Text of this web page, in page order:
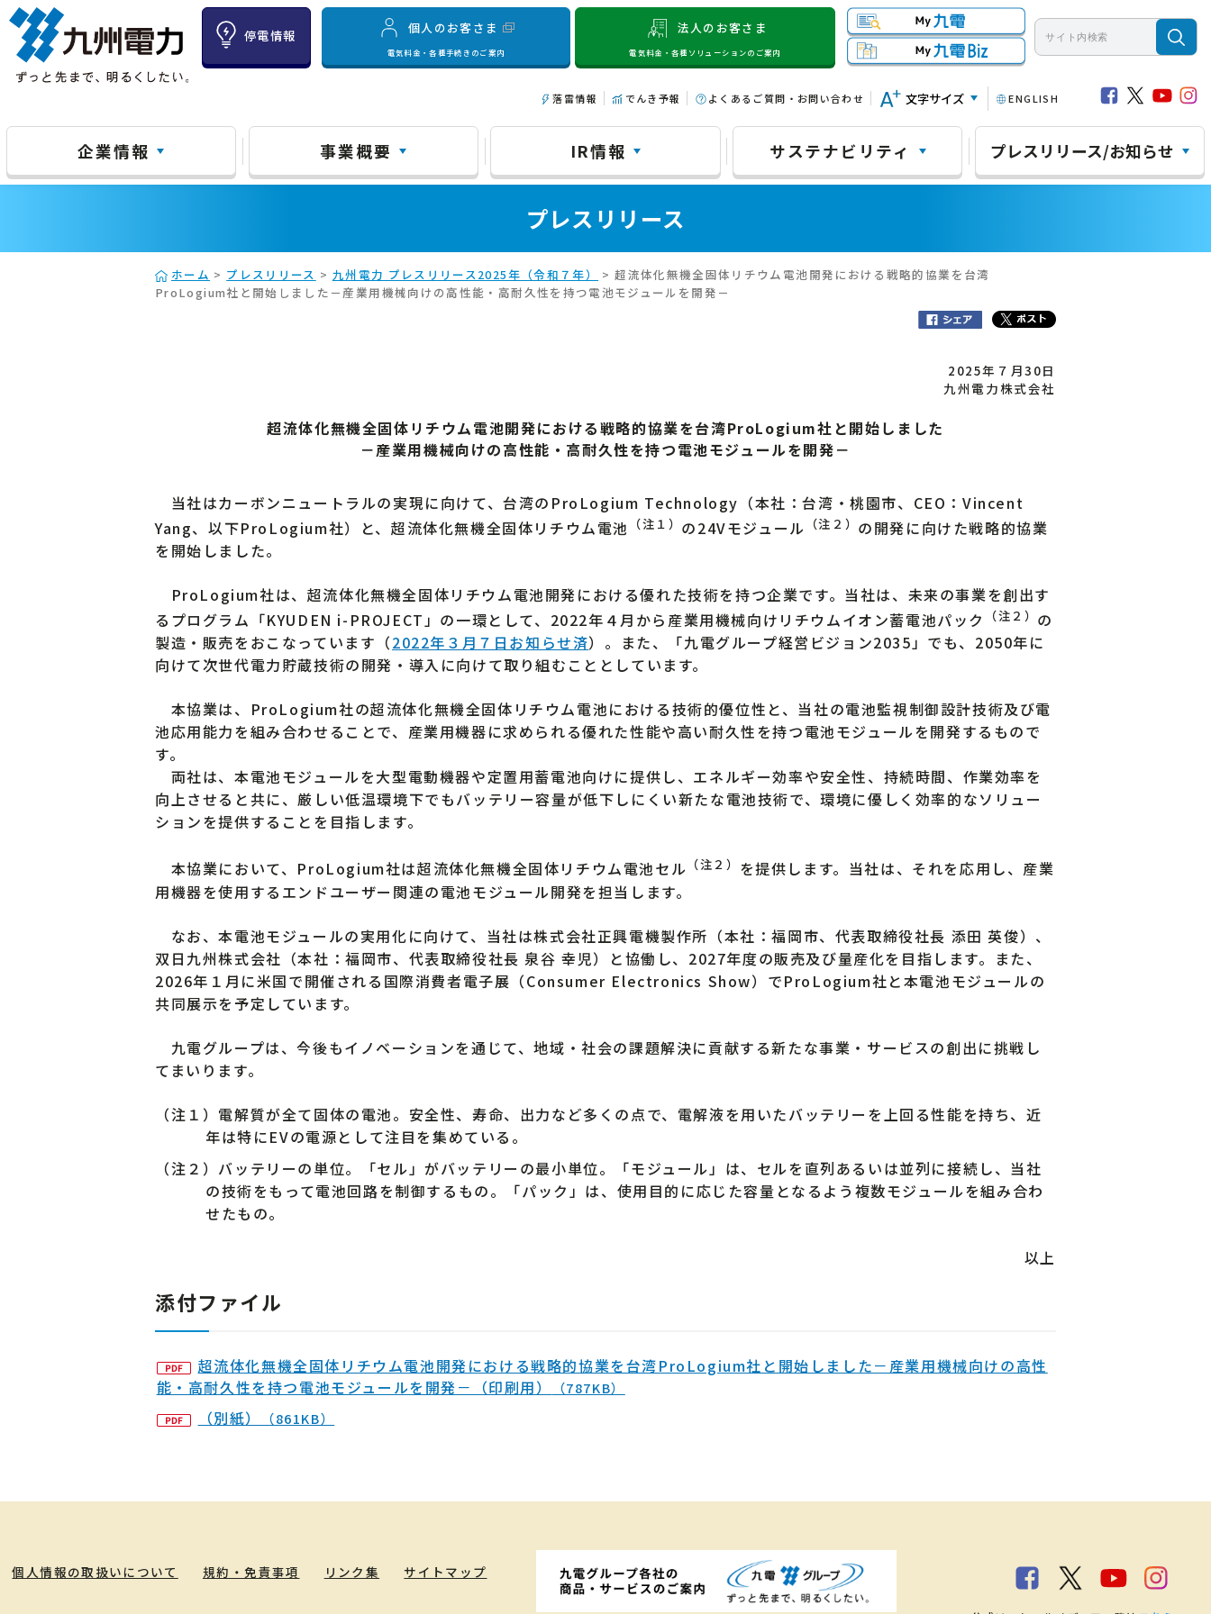
停電情報
個人のお客さま
電気料金・各種手続きのご案内
法人のお客さま
電気料金・各種ソリューションのご案内
落雷情報 でんき予報 よくあるご質問・お問い合わせ 文字サイズ ENGLISH
企業情報 事業概要 IR情報 サステナビリティ プレスリリース/お知らせ
プレスリリース
ホーム > プレスリリース > 九州電力 プレスリリース2025年（令和７年）
> 超流体化無機全固体リチウム電池開発における戦略的協業を台湾
ProLogium社と開始しました－産業用機械向けの高性能・高耐久性を持つ電池モジュールを開発－
2025年７月30日
九州電力株式会社
超流体化無機全固体リチウム電池開発における戦略的協業を台湾ProLogium社と開始しました
－産業用機械向けの高性能・高耐久性を持つ電池モジュールを開発－
当社はカーボンニュートラルの実現に向けて、台湾のProLogium Technology（本社：台湾・桃園市、CEO：Vincent
Yang、以下ProLogium社）と、超流体化無機全固体リチウム電池
（注１） の24Vモジュール （注２） の開発に向けた戦略的協業
を開始しました。
ProLogium社は、超流体化無機全固体リチウム電池開発における優れた技術を持つ企業です。当社は、未来の事業を創出す
るプログラム「KYUDEN i-PROJECT」の一環として、2022年４月から産業用機械向けリチウムイオン蓄電池パック
（注２） の
製造・販売をおこなっています（2022年３月７日お知らせ済）。また、「九電グループ経営ビジョン2035」でも、2050年に
向けて次世代電力貯蔵技術の開発・導入に向けて取り組むこととしています。
本協業は、ProLogium社の超流体化無機全固体リチウム電池における技術的優位性と、当社の電池監視制御設計技術及び電
池応用能力を組み合わせることで、産業用機器に求められる優れた性能や高い耐久性を持つ電池モジュールを開発するもので
す。
両社は、本電池モジュールを大型電動機器や定置用蓄電池向けに提供し、エネルギー効率や安全性、持続時間、作業効率を
向上させると共に、厳しい低温環境下でもバッテリー容量が低下しにくい新たな電池技術で、環境に優しく効率的なソリュー
ションを提供することを目指します。
本協業において、ProLogium社は超流体化無機全固体リチウム電池セル （注２） を提供します。当社は、それを応用し、産業
用機器を使用するエンドユーザー関連の電池モジュール開発を担当します。
なお、本電池モジュールの実用化に向けて、当社は株式会社正興電機製作所（本社：福岡市、代表取締役社長 添田 英俊）、
双日九州株式会社（本社：福岡市、代表取締役社長 泉谷 幸児）と協働し、2027年度の販売及び量産化を目指します。また、
2026年１月に米国で開催される国際消費者電子展（Consumer Electronics Show）でProLogium社と本電池モジュールの
共同展示を予定しています。
九電グループは、今後もイノベーションを通じて、地域・社会の課題解決に貢献する新たな事業・サービスの創出に挑戦し
てまいります。
（注１）電解質が全て固体の電池。安全性、寿命、出力など多くの点で、電解液を用いたバッテリーを上回る性能を持ち、近
年は特にEVの電源として注目を集めている。
（注２）バッテリーの単位。「セル」がバッテリーの最小単位。「モジュール」は、セルを直列あるいは並列に接続し、当社
の技術をもって電池回路を制御するもの。「パック」は、使用目的に応じた容量となるよう複数モジュールを組み合わ
せたもの。
以上
添付ファイル
超流体化無機全固体リチウム電池開発における戦略的協業を台湾ProLogium社と開始しました－産業用機械向けの高性
能・高耐久性を持つ電池モジュールを開発－（印刷用）
（787KB）
（別紙） （861KB）
個人情報の取扱いについて 規約・免責事項 リンク集 サイトマップ